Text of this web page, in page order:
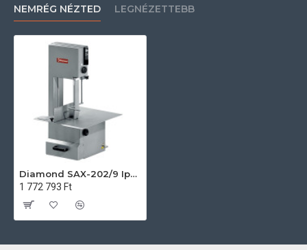
NEMRÉG NÉZTED LEGNÉZETTEBB
Diamond SAX-202/9 Ipari konyhai előkészítés
1 772 793 Ft